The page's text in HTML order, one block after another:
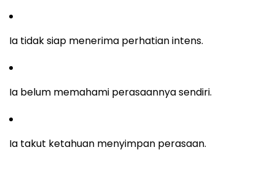
Ia tidak siap menerima perhatian intens.
Ia belum memahami perasaannya sendiri.
Ia takut ketahuan menyimpan perasaan.